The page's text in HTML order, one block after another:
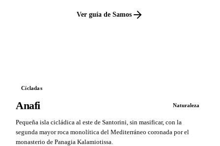
Ver guía de Samos
Cícladas
Anafi Naturaleza
Pequeña isla cicládica al este de Santorini, sin masificar, con la
segunda mayor roca monolítica del Mediterráneo coronada por el
monasterio de Panagia Kalamiotissa.